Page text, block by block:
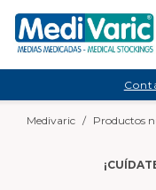
Medivaric / Productos